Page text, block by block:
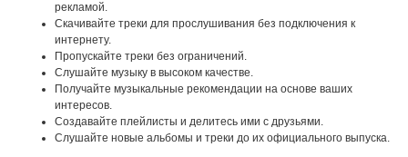
рекламой.
Скачивайте треки для прослушивания без подключения к
интернету.
Пропускайте треки без ограничений.
Слушайте музыку в высоком качестве.
Получайте музыкальные рекомендации на основе ваших
интересов.
Создавайте плейлисты и делитесь ими с друзьями.
Слушайте новые альбомы и треки до их официального выпуска.